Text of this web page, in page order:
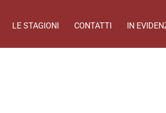
LE STAGIONI CONTATTI IN